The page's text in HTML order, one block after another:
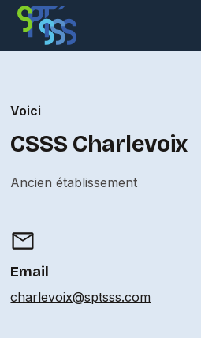
Voici
CSSS Charlevoix
Ancien établissement
Email
charlevoix@sptsss.com